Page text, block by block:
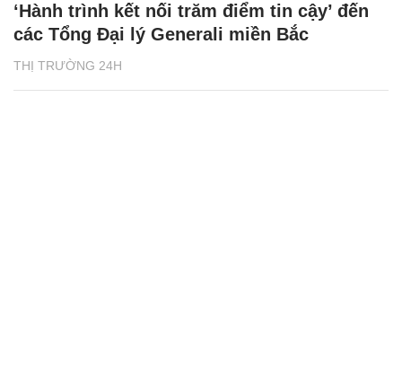
THỊ TRƯỜNG 24H
‘Hành trình kết nối trăm điểm tin cậy’ đến
các Tổng Đại lý Generali miền Bắc